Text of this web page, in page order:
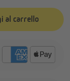
desiderata o
al carrello